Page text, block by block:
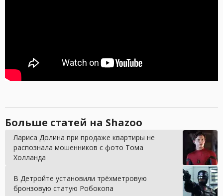
Больше статей на Shazoo
Лариса Долина при продаже квартиры не
распознала мошенников с фото Тома
Холланда
В Детройте установили трёхметровую
бронзовую статую Робокопа